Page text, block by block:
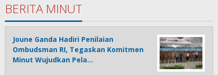
BERITA MINUT
Joune Ganda Hadiri Penilaian
Ombudsman RI, Tegaskan Komitmen
Minut Wujudkan Pela…